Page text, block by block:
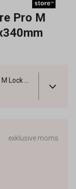
Pro M
exklusive moms